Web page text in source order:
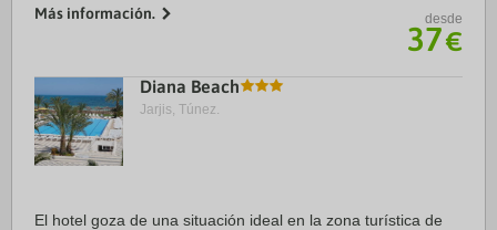
encuentra a 3,8 km de Puerto pesquero ...
Más información. desde
37€
Diana Beach
Jarjis, Túnez.
El hotel goza de una situación ideal en la zona turística de